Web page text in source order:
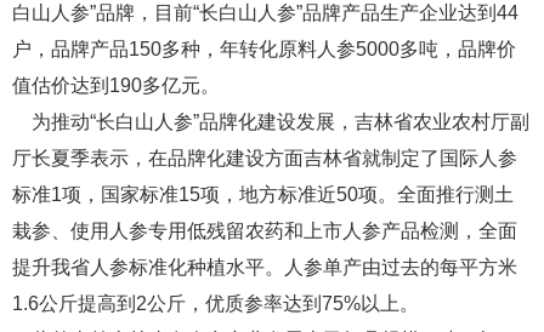
白山人参”品牌，目前“长白山人参”品牌产品生产企业达到44
户，品牌产品150多种，年转化原料人参5000多吨，品牌价
值估价达到190多亿元。
为推动“长白山人参”品牌化建设发展，吉林省农业农村厅副
厅长夏季表示，在品牌化建设方面吉林省就制定了国际人参
标准1项，国家标准15项，地方标准近50项。全面推行测土
栽参、使用人参专用低残留农药和上市人参产品检测，全面
提升我省人参标准化种植水平。人参单产由过去的每平方米
1.6公斤提高到2公斤，优质参率达到75%以上。